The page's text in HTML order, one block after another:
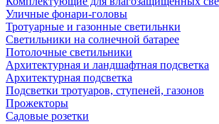
Уличные фонари-головы
Тротуарные и газонные светильнки
Светильники на солнечной батарее
Потолочные светильники
Архитектурная и ландшафтная подсветка
Архитектурная подсветка
Подсветки тротуаров, ступеней, газонов
Прожекторы
Садовые розетки